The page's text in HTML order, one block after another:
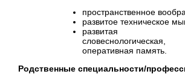
пространственное
развитое техническое
развитая
оперативная память.
Родственные специальности/